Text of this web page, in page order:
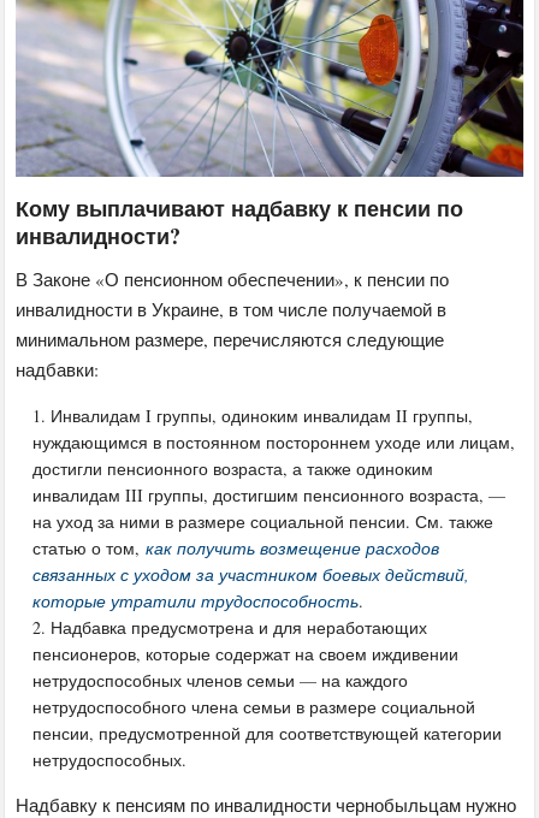
Кому выплачивают надбавку к пенсии по
инвалидности?
В Законе «О пенсионном обеспечении», к пенсии по
инвалидности в Украине, в том числе получаемой в
минимальном размере, перечисляются следующие
надбавки:
Инвалидам I группы, одиноким инвалидам II группы,
нуждающимся в постоянном постороннем уходе или лицам,
достигли пенсионного возраста, а также одиноким
инвалидам III группы, достигшим пенсионного возраста, —
на уход за ними в размере социальной пенсии. См. также
статью о том,как получить возмещение расходов
связанных с уходом за участником боевых действий,
которые утратили трудоспособность.
Надбавка предусмотрена и для неработающих
пенсионеров, которые содержат на своем иждивении
нетрудоспособных членов семьи — на каждого
нетрудоспособного члена семьи в размере социальной
пенсии, предусмотренной для соответствующей категории
нетрудоспособных.
Надбавку к пенсиям по инвалидности чернобыльцам нужно